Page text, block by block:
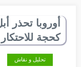
أوروبا تحذر
كحجة للاحتكار
تحليل و نقاش